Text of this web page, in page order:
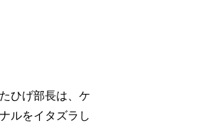
ひげ部長は、ケ
ルをイタズラし